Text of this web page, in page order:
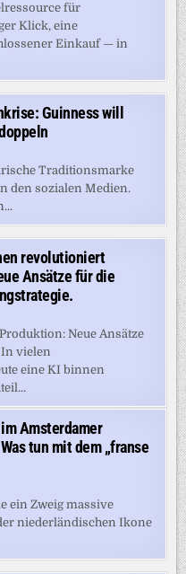
für
Klick, eine
Einkauf — in
Guinness will
Traditionsmarke
den sozialen Medien.
revolutioniert
Ansätze für die
Neue Ansätze
vielen
eine KI binnen
Amsterdamer
tun mit dem „franse
ein Zweig massive
niederländischen Ikone